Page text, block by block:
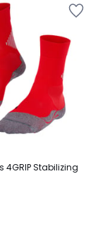
4GRIP Stabilizing